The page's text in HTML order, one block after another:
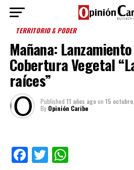
TERRITORIO & PODER
Mañana:
Cobertura Vegetal
raíces”
Published 11 años agoon 15
By Opinión Caribe
Facebook
TwitterWhatsApp